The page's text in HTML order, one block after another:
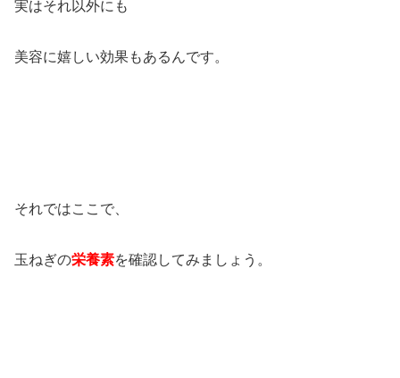
実はそれ以外にも
美容に嬉しい効果もあるんです。
それではここで、
玉ねぎの栄養素を確認してみましょう。